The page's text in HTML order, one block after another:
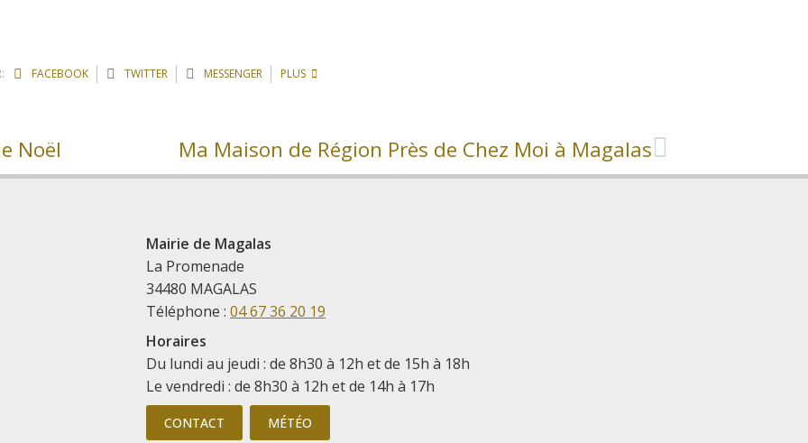
FACEBOOK TWITTER MESSENGER PLUS
Noël Ma Maison de Région Près de Chez Moi à Magalas
Mairie de Magalas
La Promenade
34480 MAGALAS
Téléphone : 04 67 36 20 19
Horaires
Du lundi au jeudi : de 8h30 à 12h et de 15h à 18h
Le vendredi : de 8h30 à 12h et de 14h à 17h
CONTACT MÉTÉO